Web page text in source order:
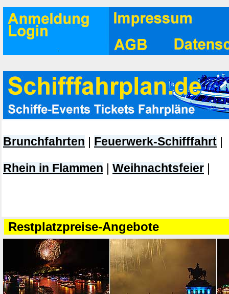
Brunchfahrten Feuerwerk-Schifffahrt
Rhein in Flammen Weihnachtsfeier
Restplatzpreise-Angebote